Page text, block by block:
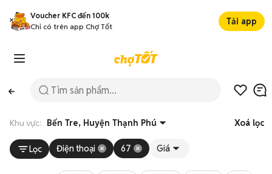
Voucher KFC đến 100k
Chỉ có trên app Chợ Tốt
Tải app
Khu vực: Bến Tre, Huyện Thạnh Phú Xoá lọc
Lọc Điện thoại 67 Giá